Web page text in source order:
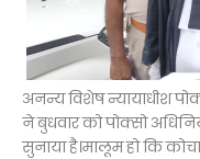
अनन्य विशेष न्यायाधीश
ने बुधवार को पोक्सो
सुनाया है।मालूम हो कि